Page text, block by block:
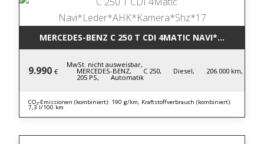
MERCEDES-BENZ C 250 T CDI 4MATIC
9.990 €
MwSt. nicht ausweisbar,
MERCEDES-BENZ, C 250, Diesel, 206.000 km,
205 PS, Automatik
CO₂-Emissionen (kombiniert): 190 g/km, Kraftstoffverbrauch (kombiniert):
7,3 l/100 km